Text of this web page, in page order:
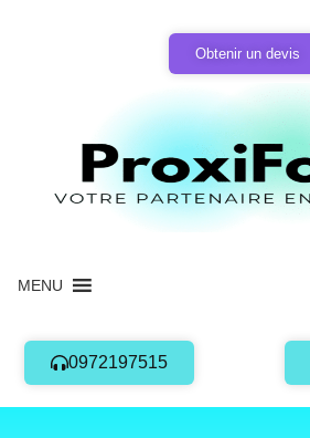
Obtenir un devis
MENU
0972197515